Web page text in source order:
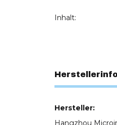
Inhalt:
Hersteller:
Hangzhou